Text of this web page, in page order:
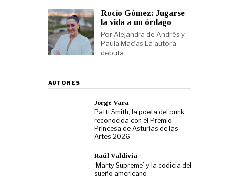
Rocío Gómez: Jugarse
la vida a un órdago
Por Alejandra de Andrés y
Paula Macías La autora
debuta
AUTORES
Jorge Vara
Patti Smith, la poeta del punk
reconocida con el Premio
Princesa de Asturias de las
Artes 2026
Raúl Valdivia
‘Marty Supreme’ y la codicia del
sueño americano